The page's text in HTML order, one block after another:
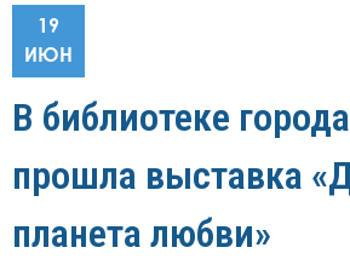
19
ИЮН
В библиотеке
прошла выставка
планета любви»